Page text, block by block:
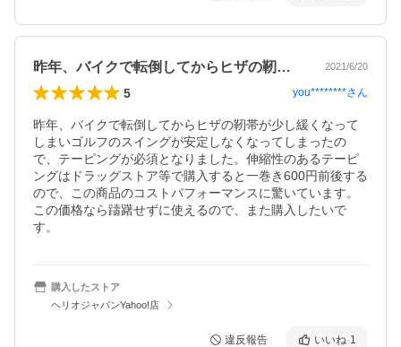
昨年、バイクで転倒してからヒザの靭帯が… 2021/6/20
5 you********さん
昨年、バイクで転倒してからヒザの靭帯が少し緩くなって
しまいゴルフのスイングが安定しなくなってしまったの
で、テーピングが必須となりました。伸縮性のあるテーピ
ングはドラッグストア等で購入すると一巻き600円前後する
ので、この商品のコストパフォーマンスに驚いています。
この価格なら躊躇せずに使えるので、また購入したいで
す。
購入したストア
ヘリオジャパンYahoo!店
違反報告 いいね 1